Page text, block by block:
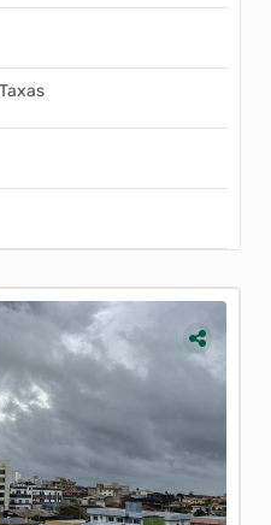
de Rendimento IRRF
Diversas
Ativa